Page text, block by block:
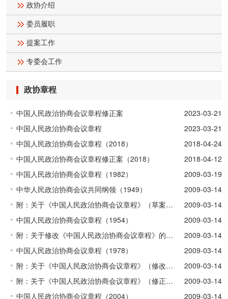
政协介绍
委员履职
提案工作
专委会工作
政协章程
中国人民政治协商会议章程修正案
2023-03-21
中国人民政治协商会议章程
2023-03-21
中国人民政治协商会议章程（2018）
2018-04-24
中国人民政治协商会议章程修正案（2018）
2018-04-12
中国人民政治协商会议章程（1982）
2009-03-19
中华人民政治协商会议共同纲领（1949）
2009-03-14
附：关于《中国人民政治协商会议章程》（草案）的说明（1954）
2009-03-14
中国人民政治协商会议章程（1954）
2009-03-14
附：关于修改《中国人民政治协商会议章程》的说明（1978）
2009-03-14
中国人民政治协商会议章程（1978）
2009-03-14
附：关于《中国人民政治协商会议章程》（修改草案）说明（1982）
2009-03-14
附：关于《中国人民政治协商会议章程》（修正案草案）的说明（1994）
2009-03-14
中国人民政治协商会议章程（2004）
2009-03-14